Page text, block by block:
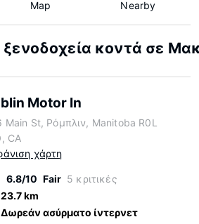
Map Nearby
ξενοδοχεία κοντά σε
Motor In
Main St, Ρόμπλιν, Manitoba R0L
CA
χάρτη
6.8/10 Fair 5 κριτικές
23.7 km
Δωρεάν ασύρματο ίντερνετ